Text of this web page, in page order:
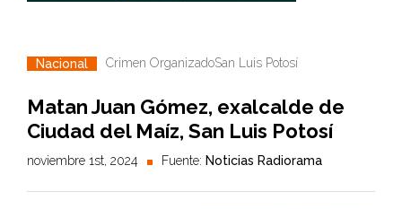
Nacional Crimen OrganizadoSan Luis Potosí
Matan Juan Gómez, exalcalde de
Ciudad del Maíz, San Luis Potosí
noviembre 1st, 2024 Fuente: Noticias Radiorama